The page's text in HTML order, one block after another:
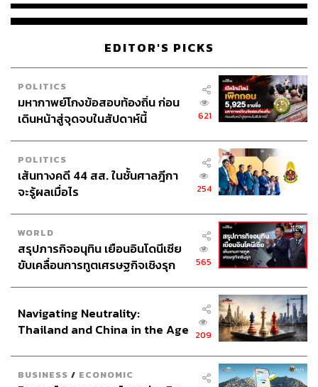
EDITOR'S PICKS
POLITICS
มหากาพย์โกงข้อสอบท้องถิ่น ก่อน
เดินหน้าสู่จุดจบในสัปดาห์นี้
621
POLITICS
เส้นทางคดี 44 สส. ในชั้นศาลฎีกา
จะรู้ผลเมื่อไร
254
WORLD
สรุปภารกิจอนุทิน เยือนอินโดนีเซีย
ขับเคลื่อนการทูตเศรษฐกิจเชิงรุก
565
Navigating Neutrality:
Thailand and China in the Age
209
BUSINESS / ECONOMIC